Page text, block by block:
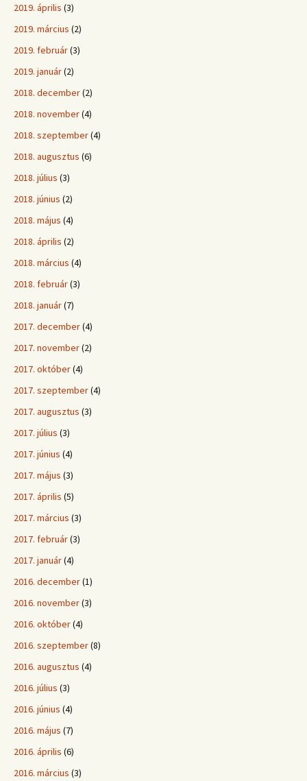
2019. április (3)
2019. március (2)
2019. február(3)
2019. január(2)
2018. december(2)
2018. november(4)
2018. szeptember(4)
2018. augusztus (6)
2018. július (3)
2018. június (2)
2018. május (4)
2018. április (2)
2018. március (4)
2018. február(3)
2018. január(7)
2017. december(4)
2017. november(2)
2017. október(4)
2017. szeptember(4)
2017. augusztus (3)
2017. július (3)
2017. június (4)
2017. május (3)
2017. április (5)
2017. március (3)
2017. február(3)
2017. január(4)
2016. december(1)
2016. november(3)
2016. október(4)
2016. szeptember(8)
2016. augusztus (4)
2016. július (3)
2016. június (4)
2016. május (7)
2016. április (6)
2016. március (3)